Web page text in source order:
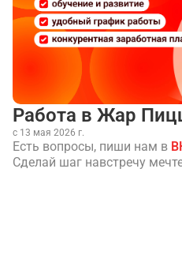
Работа в Жар
с 13 мая 2026 г.
Есть вопросы, пиши нам в
Сделай шаг навстречу